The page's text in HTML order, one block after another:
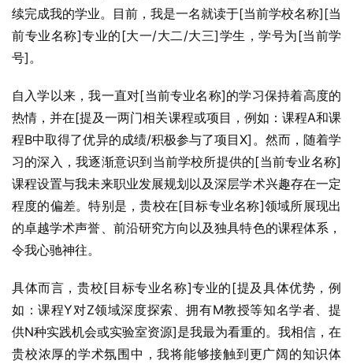
续完成我的学业。目前，我是一名就读于[当前学校名称][当
前专业名称]专业的[大一/大二/大三]学生，学号为[当前学
号]。
自入学以来，我一直对[当前专业名称]的学习保持着高度的
热情，并在[提及一两门相关课程或项目，例如：课程A和课
程B中取得了优异的成绩/积极参与了项目X]。然而，随着学
习的深入，我逐渐意识到当前学校所提供的[当前专业名称]
课程设置与我未来职业发展规划以及深层学术兴趣存在一定
程度的偏差。特别是，贵校在[目标专业名称]领域所展现出
的卓越学术声誉、前沿研究方向以及独具特色的课程体系，
令我心驰神往。
具体而言，贵校[目标专业名称]专业的[提及具体优势，例
如：课程Y对Z领域深度探索、拥有M教授等知名学者、提
供N种实践机会或实验室资源]是我最为看重的。我相信，在
贵校浓厚的学术氛围中，我将能够接触到更广阔的知识体